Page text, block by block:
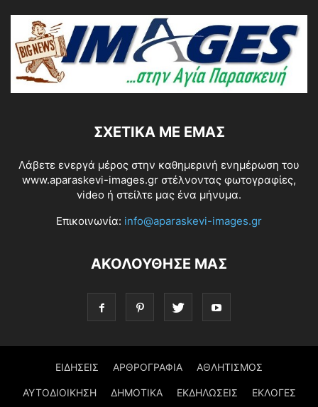
ΣΧΕΤΙΚΆ ΜΕ ΕΜΆΣ
Λάβετε ενεργά μέρος στην καθημερινή ενημέρωση του
www.aparaskevi-images.gr στέλνοντας φωτογραφίες,
video ή στείλτε μας ένα μήνυμα.
Επικοινωνία: info@aparaskevi-images.gr
ΑΚΟΛΟΥΘΗΣΕ ΜΑΣ
ΕΙΔΗΣΕΙΣ ΑΡΘΡΟΓΡΑΦΙΑ ΑΘΛΗΤΙΣΜΟΣ
ΑΥΤΟΔΙΟΙΚΗΣΗ ΔΗΜΟΤΙΚΑ ΕΚΔΗΛΩΣΕΙΣ ΕΚΛΟΓΕΣ